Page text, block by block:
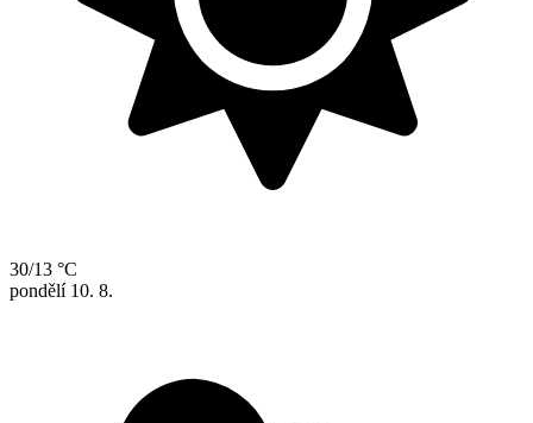
30/13 °C
pondělí 10. 8.